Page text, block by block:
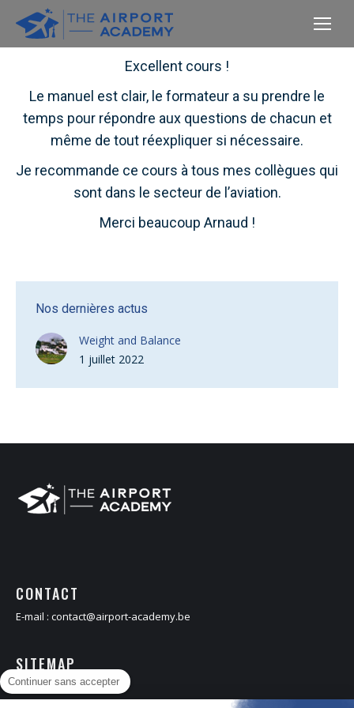
Excellent cours !
Le manuel est clair, le formateur a su prendre le
temps pour répondre aux questions de chacun et
même de tout réexpliquer si nécessaire.
Je recommande ce cours à tous mes collègues qui
sont dans le secteur de l’aviation.
Merci beaucoup Arnaud !
Nos dernières actus
Weight and Balance
1 juillet 2022
CONTACT
E-mail : contact@airport-academy.be
SITEMAP
Accueil
Continuer sans accepter